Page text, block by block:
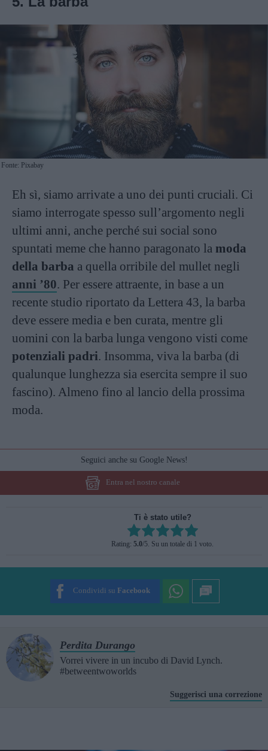
Fonte: Pixabay
Eh sì, siamo arrivate a uno dei punti cruciali. Ci
siamo interrogate spesso sull’argomento negli
ultimi anni, anche perché sui social sono
spuntati meme che hanno paragonato la moda
della barba a quella orribile del mullet negli
anni ’80. Per essere attraente, in base a un
recente studio riportato da Lettera 43, la barba
deve essere media e ben curata, mentre gli
uomini con la barba lunga vengono visti come
potenziali padri. Insomma, viva la barba (di
qualunque lunghezza sia esercita sempre il suo
fascino). Almeno fino al lancio della prossima
moda.
Seguici anche su Google News!
Entra nel nostro canale
Ti è stato utile?
Rate this item:
SUBMIT RATING
Rating: 5.0/5. Su un totale di 1 voto.
Condividi su Facebook
Perdita Durango
Vorrei vivere in un incubo di David Lynch.
#betweentwoworlds
Suggerisci una correzione